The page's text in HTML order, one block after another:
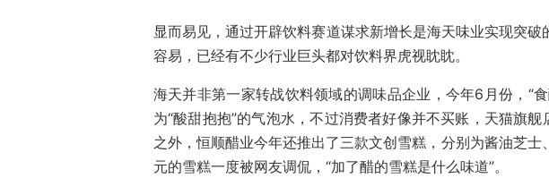
显而易见，通过开辟饮料赛道谋求新增长是海天味业实现突
容易，已经有不少行业巨头都对饮料界虎视眈眈。
海天并非第一家转战饮料领域的调味品企业，今年6月份，“
为“酸甜抱抱”的气泡水，不过消费者好像并不买账，天猫旗
之外，恒顺醋业今年还推出了三款文创雪糕，分别为酱油芝士
元的雪糕一度被网友调侃，“加了醋的雪糕是什么味道”。